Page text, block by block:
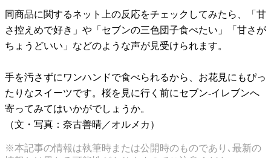
同商品に関するネット上の反応をチェックしてみたら、「甘
さ控えめで好き」や「セブンの三色団子食べたい」「甘さが
ちょうどいい」などのような声が見受けられます。
手を汚さずにワンハンドで食べられるから、お花見にもぴっ
たりなスイーツです。桜を見に行く前にセブン-イレブンへ
寄ってみてはいかがでしょうか。
（文・写真：奈古善晴／オルメカ）
※本記事の情報は執筆時または公開時のものであり､最新の